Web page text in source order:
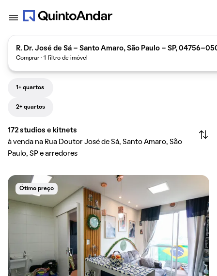
R. Dr. José de Sá - Santo Amaro, São Paulo - SP, 04756-
Comprar · 1 filtro de imóvel
1+ quartos
2+ quartos
172 studios e kitnets
à venda na Rua Doutor José de Sá, Santo Amaro, São
Paulo, SP e arredores
Ótimo preço